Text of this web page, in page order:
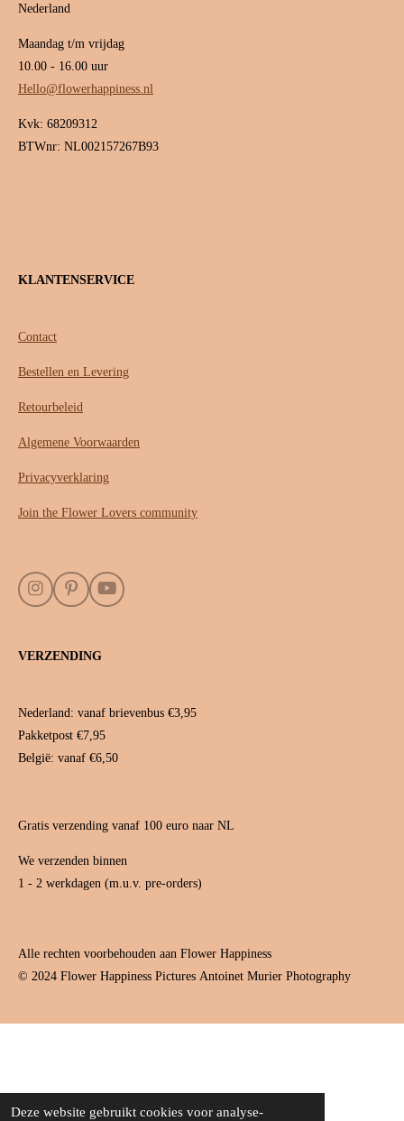
Deze website gebruikt cookies voor analyse-
Nederland
Maandag t/m vrijdag
10.00 - 16.00 uur
Hello@flowerhappiness.nl
Kvk: 68209312
BTWnr: NL002157267B93
KLANTENSERVICE
Contact
Bestellen en Levering
Retourbeleid
Algemene Voorwaarden
Privacyverklaring
Join the Flower Lovers community
I
a
a
P
e
s
Y
VERZENDING
Nederland: vanaf brievenbus €3,95
Pakketpost €7,95
België: vanaf €6,50
Gratis verzending vanaf 100 euro naar NL
We verzenden binnen
1 - 2 werkdagen (m.u.v. pre-orders)
Alle rechten voorbehouden aan Flower Happiness
© 2024 Flower Happiness Pictures Antoinet Murier Photography